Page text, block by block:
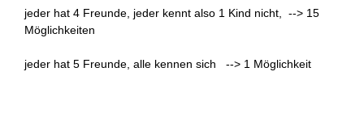
jeder hat 4 Freunde, jeder kennt also 1 Kind nicht, --> 15
Möglichkeiten
jeder hat 5 Freunde, alle kennen sich --> 1 Möglichkeit